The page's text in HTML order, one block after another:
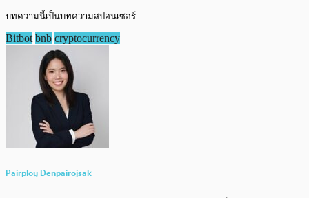
บทความนี้เป็นบทความสปอนเซอร์
Bitbot bnb cryptocurrency
Pairploy Denpairojsak